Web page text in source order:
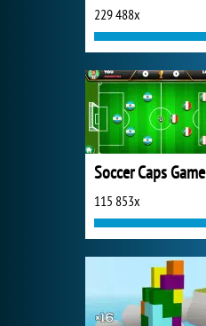
229 488x
Soccer Caps Game
115 853x